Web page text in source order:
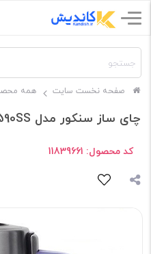
صفحه نخست سایت همه
چای ساز سنکور مدل SWK 1590SS
کد محصول: 11839661